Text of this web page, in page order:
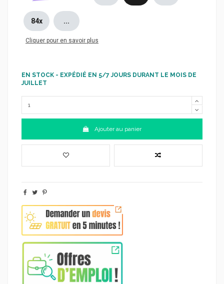
84x ...
Cliquer pour en savoir plus
EN STOCK - EXPÉDIÉ EN 5/7 JOURS DURANT LE MOIS DE
JUILLET
Ajouter au panier